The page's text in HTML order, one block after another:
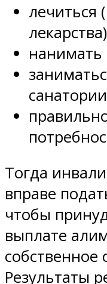
лечиться
нанимать
Тогда
вправе
чтобы
выплате
собственное
Результаты